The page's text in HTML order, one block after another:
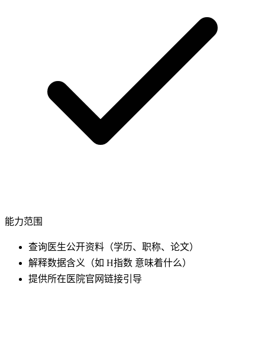
能力范围
查询医生公开资料（学历、职称、论文）
解释数据含义（如 H指数 意味着什么）
提供所在医院官网链接引导